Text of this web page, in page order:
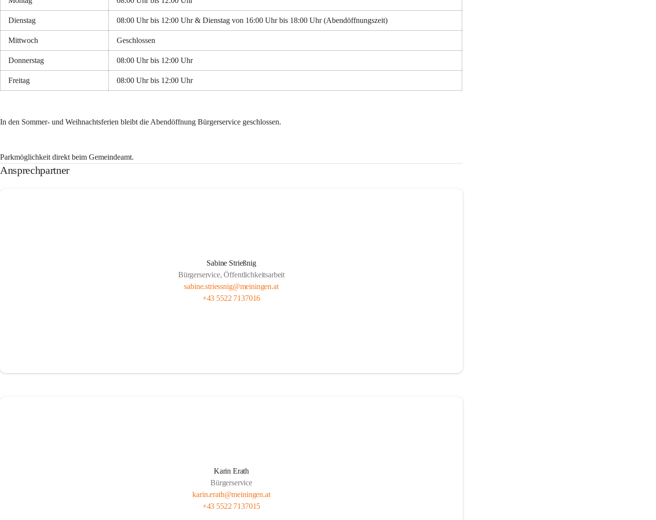
Dienstag 08:00 Uhr bis 12:00 Uhr & Dienstag von 16:00 Uhr bis 18:00 Uhr (Abendöffnungszeit)
Mittwoch Geschlossen
Donnerstag 08:00 Uhr bis 12:00 Uhr
Freitag 08:00 Uhr bis 12:00 Uhr
In den Sommer- und Weihnachtsferien bleibt die Abendöffnung Bürgerservice geschlossen.
Parkmöglichkeit direkt beim Gemeindeamt.
Ansprechpartner
Sabine Strießnig
Bürgerservice, Öffentlichkeitsarbeit
sabine.striessnig@meiningen.at
+43 5522 7137016
Karin Erath
Bürgerservice
karin.erath@meiningen.at
+43 5522 7137015